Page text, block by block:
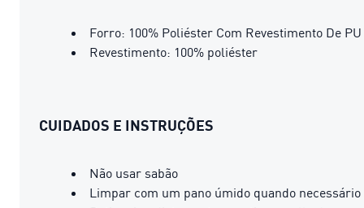
Forro: 100% Poliéster Com Revestimento De PU
Revestimento: 100% poliéster
CUIDADOS E INSTRUÇÕES
Não usar sabão
Limpar com um pano úmido quando necessário